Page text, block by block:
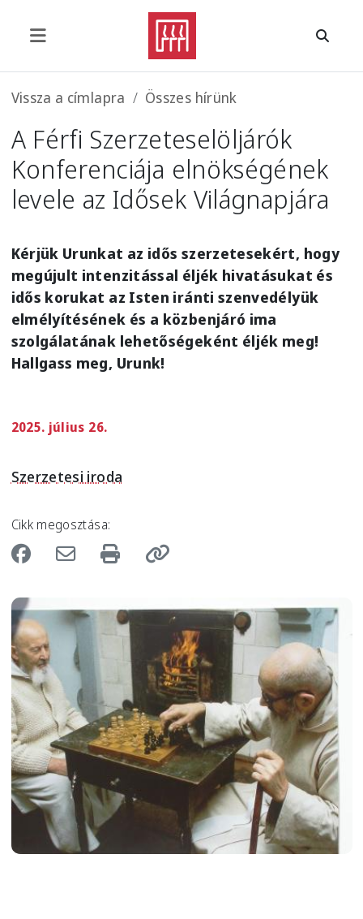
Morzsa
Vissza a címlapra Összes hírünk
A Férfi Szerzeteselöljárók
Konferenciája elnökségének
levele az Idősek Világnapjára
Kérjük Urunkat az idős szerzetesekért, hogy
megújult intenzitással éljék hivatásukat és
idős korukat az Isten iránti szenvedélyük
elmélyítésének és a közbenjáró ima
szolgálatának lehetőségeként éljék meg!
Hallgass meg, Urunk!
2025. július 26.
Szerzetesi iroda
Cikk megosztása:
Image